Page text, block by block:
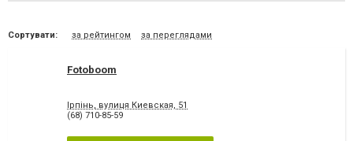
Сортувати: за рейтингом за переглядами
Fotoboom
Ірпінь, вулиця Киевская, 51
(68) 710-85-59